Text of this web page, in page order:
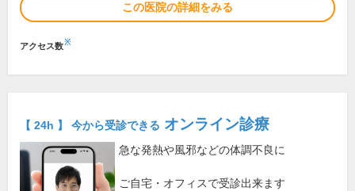
この医院の詳細をみる
アクセス数※
【 24h 】 今から受診できる オンライン診療
急な発熱や風邪などの体調不良に
ご自宅・オフィスで受診出来ます